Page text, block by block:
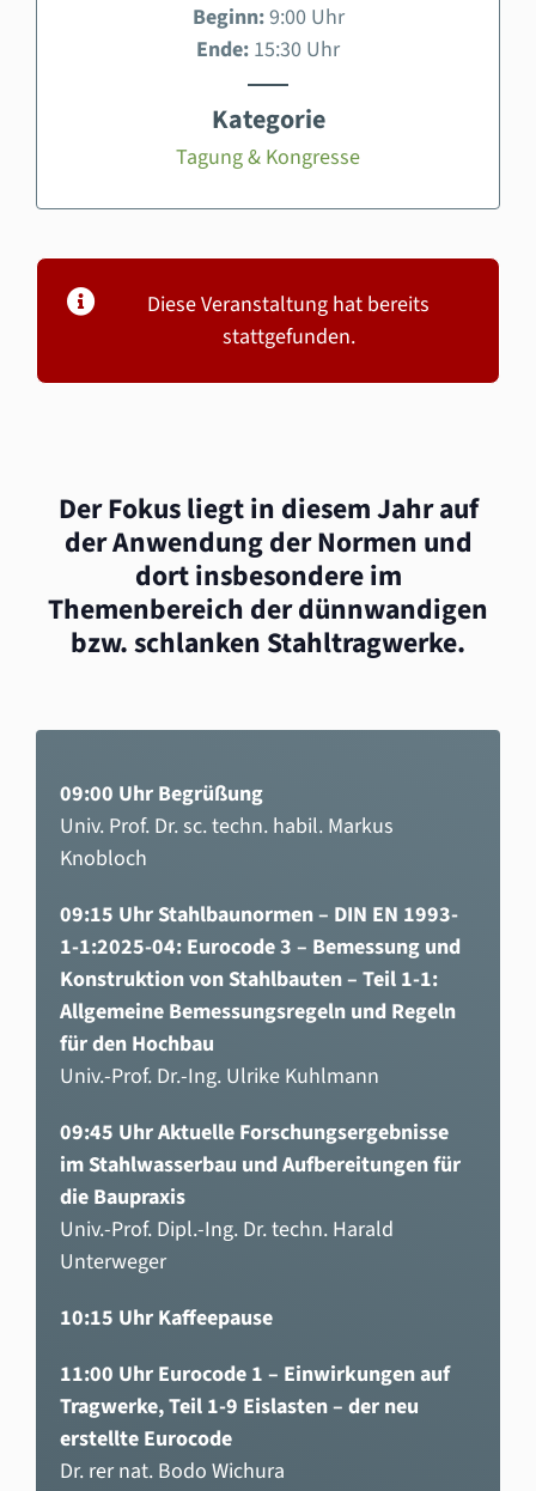
Beginn:9:00 Uhr
Ende: 15:30 Uhr
Kategorie
Tagung & Kongresse
Diese Veranstaltung hat bereits
stattgefunden.
Der Fokus liegt in diesem Jahr auf
der Anwendung der Normen und
dort insbesondere im
Themenbereich der dünnwandigen
bzw. schlanken Stahltragwerke.
09:00 Uhr Begrüßung
Univ. Prof. Dr. sc. techn. habil. Markus
Knobloch
09:15 Uhr Stahlbaunormen – DIN EN 1993-
1-1:2025-04: Eurocode 3 – Bemessung und
Konstruktion von Stahlbauten – Teil 1-1:
Allgemeine Bemessungsregeln und Regeln
für den Hochbau
Univ.-Prof. Dr.-Ing. Ulrike Kuhlmann
09:45 Uhr Aktuelle Forschungsergebnisse
im Stahlwasserbau und Aufbereitungen für
die Baupraxis
Univ.-Prof. Dipl.-Ing. Dr. techn. Harald
Unterweger
10:15 Uhr Kaffeepause
11:00 Uhr Eurocode 1 – Einwirkungen auf
Tragwerke, Teil 1-9 Eislasten – der neu
erstellte Eurocode
Dr. rer nat. Bodo Wichura